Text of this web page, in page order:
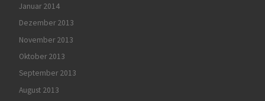
Januar 2014
Dezember 2013
November 2013
Oktober 2013
September 2013
August 2013